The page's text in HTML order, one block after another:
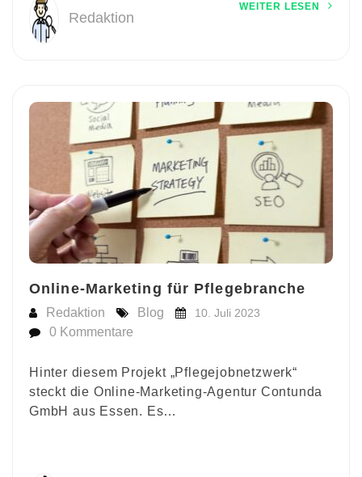
Redaktion
WEITER LESEN
Online-Marketing für Pflegebranche
Redaktion Blog 10. Juli 2023
0 Kommentare
Hinter diesem Projekt „Pflegejobnetzwerk“
steckt die Online-Marketing-Agentur Contunda
GmbH aus Essen. Es…